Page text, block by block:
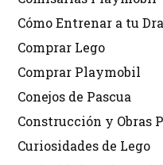
Cómo Entrenar a tu
Comprar Lego
Comprar Playmobil
Conejos de Pascua
Construcción y Obras
Curiosidades de Lego